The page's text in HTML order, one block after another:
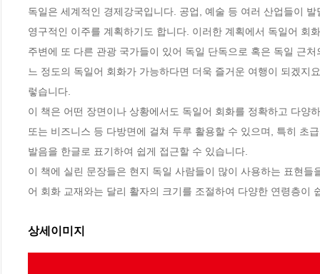
독일은 세계적인 경제강국입니다. 공업, 예술 등 여러 산업들이
영구적인 이주를 계획하기도 합니다. 이러한 계획에서 독일어 회
주변에 또 다른 관광 국가들이 있어 독일 단독으로 혹은 독일 근
느 정도의 독일어 회화가 가능하다면 더욱 즐거운 여행이 되겠
렇습니다.
이 책은 어떤 장면이나 상황에서도 독일어 회화를 정확하고 다양
또는 비즈니스 등 다방면에 걸쳐 두루 활용할 수 있으며, 특히 초
발음을 한글로 표기하여 쉽게 접근할 수 있습니다.
이 책에 실린 문장들은 현지 독일 사람들이 많이 사용하는 표현
어 회화 교재와는 달리 활자의 크기를 조절하여 다양한 연령층이
상세이미지